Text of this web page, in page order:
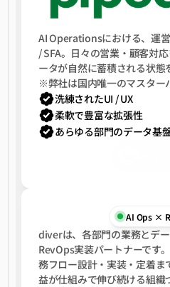
AI Operationsにおける、運
/ SFA。日々の営業・顧客対
ータが自然に蓄積される状態
※弊社は国内唯一のマスター
洗練されたUI / UX
柔軟で豊富な拡張性
あらゆる部門のデータ基
AI Ops ×
diverは、各部門の業務とデ
RevOps実装パートナーです
務フロー設計・実装・定着ま
益が仕組みで伸び続ける組織